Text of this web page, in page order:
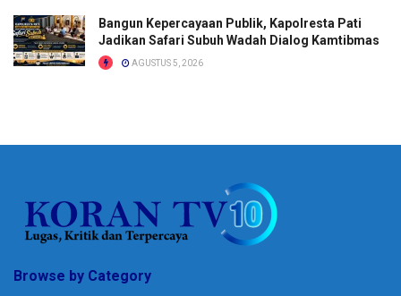
Bangun Kepercayaan Publik, Kapolresta Pati
Jadikan Safari Subuh Wadah Dialog Kamtibmas
AGUSTUS 5, 2026
Browse by Category